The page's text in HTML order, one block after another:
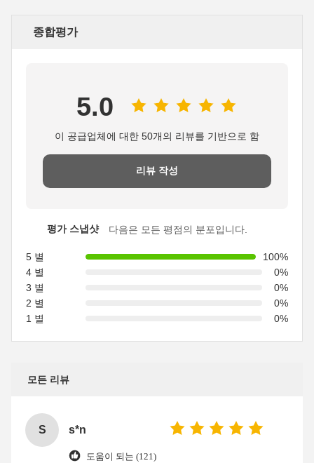
종합평가
5.0
이 공급업체에 대한 50개의 리뷰를 기반으로 함
리뷰 작성
평가 스냅샷 다음은 모든 평점의 분포입니다.
5 별
100%
4 별
0%
3 별
0%
2 별
0%
1 별
0%
모든 리뷰
S s*n
도움이 되는 (121)